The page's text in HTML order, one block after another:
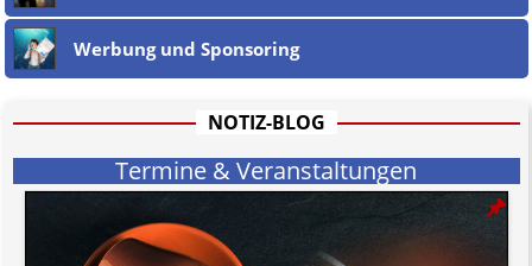
Werbung und Sponsoring
NOTIZ-BLOG
Termine & Veranstaltungen